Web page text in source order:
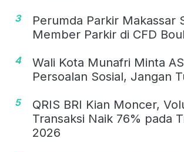
3
Perumda Parkir Makassar
Member Parkir di CFD
4
Wali Kota Munafri Minta
Persoalan Sosial, Jangan
5
QRIS BRI Kian Moncer,
Transaksi Naik 76% pada
2026